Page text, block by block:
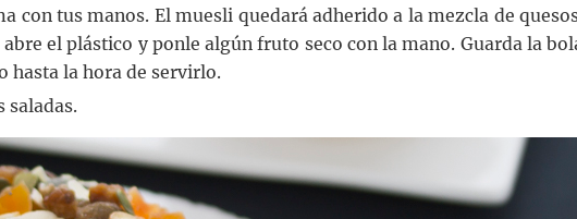
con tus manos. El muesli quedará adherido a la mezcla de
el plástico y ponle algún fruto seco con la mano. Guarda la
hasta la hora de servirlo.
saladas.